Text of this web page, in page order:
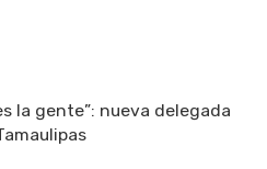
la gente”: nueva delegada